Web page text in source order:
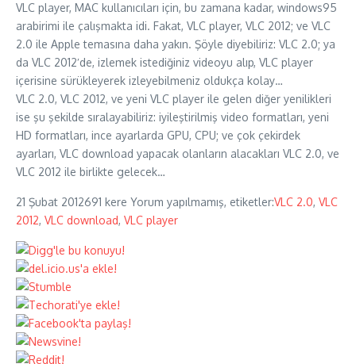
VLC player, MAC kullanıcıları için, bu zamana kadar, windows95
arabirimi ile çalışmakta idi. Fakat, VLC player, VLC 2012; ve VLC
2.0 ile Apple temasına daha yakın. Şöyle diyebiliriz: VLC 2.0; ya
da VLC 2012′de, izlemek istediğiniz videoyu alıp, VLC player
içerisine sürükleyerek izleyebilmeniz oldukça kolay…
VLC 2.0, VLC 2012, ve yeni VLC player ile gelen diğer yenilikleri
ise şu şekilde sıralayabiliriz: iyileştirilmiş video formatları, yeni
HD formatları, ince ayarlarda GPU, CPU; ve çok çekirdek
ayarları, VLC download yapacak olanların alacakları VLC 2.0, ve
VLC 2012 ile birlikte gelecek…
21 Şubat 2012691 kere Yorum yapılmamış, etiketler:VLC 2.0, VLC
2012, VLC download, VLC player